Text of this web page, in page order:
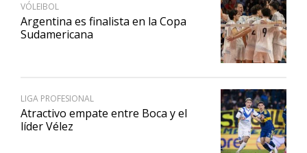
VÓLEIBOL
Argentina es finalista en la Copa
Sudamericana
LIGA PROFESIONAL
Atractivo empate entre Boca y el
líder Vélez